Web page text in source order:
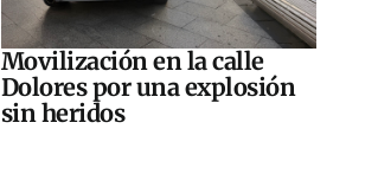
Movilización en la calle
Dolores por una explosión
sin heridos